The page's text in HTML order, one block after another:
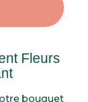
Fleurs
bouquet